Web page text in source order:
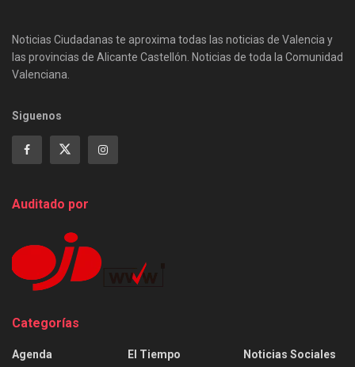
Noticias Ciudadanas te aproxima todas las noticias de Valencia y
las provincias de Alicante Castellón. Noticias de toda la Comunidad
Valenciana.
Siguenos
Auditado por
Categorías
Agenda
El Tiempo
Noticias Sociales